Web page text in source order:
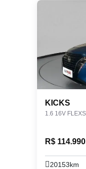
KICKS
1.6 16V
R$
20153km